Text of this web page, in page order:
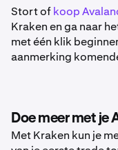
Stort ofkoop
Kraken en ga naar
met één klik
aanmerking
Doe meer met je
Met Kraken kun je